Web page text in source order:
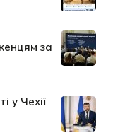
за
у Чехії